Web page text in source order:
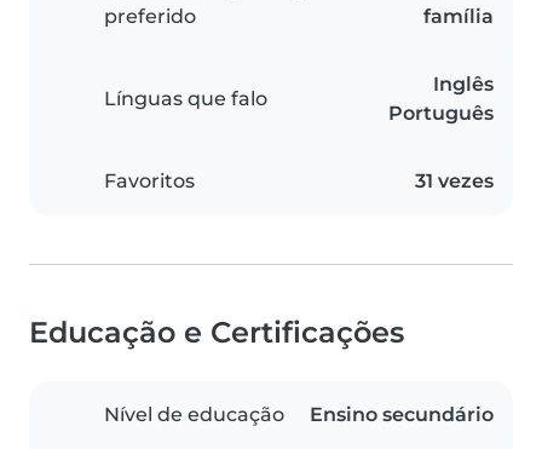
preferido
família
Línguas que falo
Inglês
Português
Favoritos 31 vezes
Educação e Certificações
Nível de educação Ensino secundário